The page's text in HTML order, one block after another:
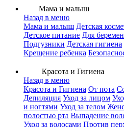
Мама и малыш
Назад в меню
Мама и малыш Детская
Детское питание Для
Подгузники Детская гигиена
Крещение ребенка
Красота и Гигиена
Назад в меню
Красота и Гигиена От пота
Депиляция Уход за лицом
и ногтями Уход за телом
полостью рта Выпадение
Уход за волосами Против